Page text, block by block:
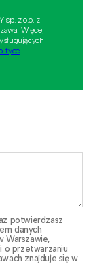
sp. z o.o. z
Więcej
potwierdzasz
danych
Warszawie,
o przetwarzaniu
znajduje się w